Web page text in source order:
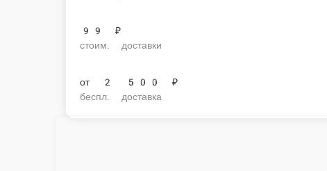
99 ₽
стоим. доставки
от 2 500 ₽
беспл. доставка